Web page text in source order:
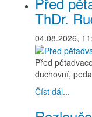
ThDr.
04.08.2026,
Před
duchovní,
Číst dál...